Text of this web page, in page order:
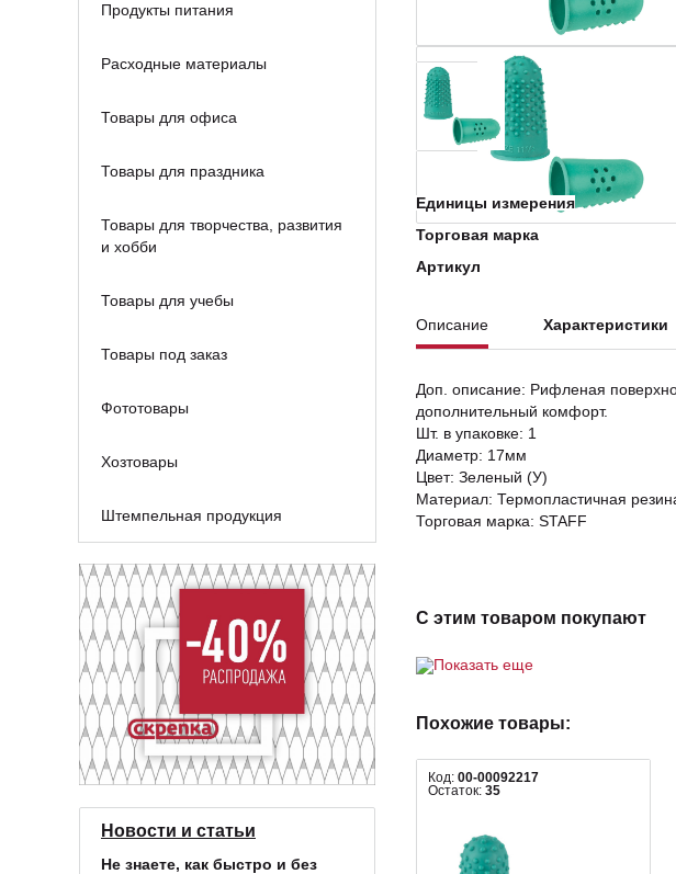
Продукты питания
Расходные материалы
Товары для офиса
Товары для праздника
Товары для творчества, развития
и хобби
Товары для учебы
Товары под заказ
Фототовары
Хозтовары
Штемпельная продукция
Новости и статьи
Не знаете, как быстро и без
Единицы измерения
Торговая марка
Артикул
Описание Характеристики
Доп. описание: Рифленая
дополнительный комфорт.
Шт. в упаковке: 1
Диаметр: 17мм
Цвет: Зеленый (У)
Материал: Термопластичная
Торговая марка: STAFF
С этим товаром покупают
Показать еще
Похожие товары:
Код: 00-00092217
Остаток: 35